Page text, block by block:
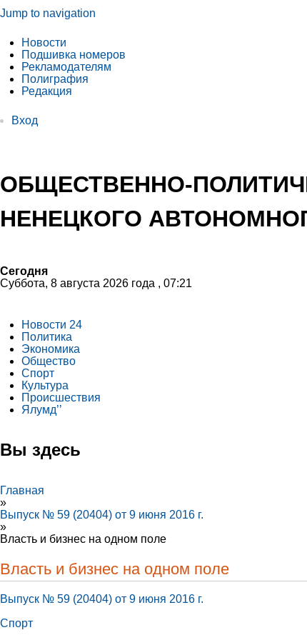
Jump to navigation
Новости
Подшивка номеров
Рекламодателям
Полиграфия
Редакция
Вход
ОБЩЕСТВЕННО-
НЕНЕЦКОГО
Сегодня
Суббота, 8 августа 2026 года , 07:21
Новости 24
Политика
Экономика
Общество
Спорт
Культура
Происшествия
Ялумд’’
Вы здесь
Главная
»
Выпуск № 59 (20404) от 9 июня 2016 г.
»
Власть и бизнес на одном поле
Власть и бизнес на одном поле
Выпуск № 59 (20404) от 9 июня 2016 г.
Спорт